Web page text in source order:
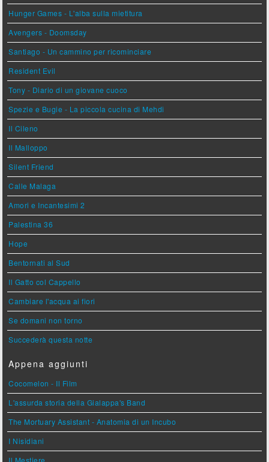
Hunger Games - L'alba sulla mietitura
Avengers - Doomsday
Santiago - Un cammino per ricominciare
Resident Evil
Tony - Diario di un giovane cuoco
Spezie e Bugie - La piccola cucina di Mehdi
Il Cileno
Il Malloppo
Silent Friend
Calle Malaga
Amori e Incantesimi 2
Palestina 36
Hope
Bentornati al Sud
Il Gatto col Cappello
Cambiare l'acqua ai fiori
Se domani non torno
Succederà questa notte
Appena aggiunti
Cocomelon - Il Film
L'assurda storia della Gialappa's Band
The Mortuary Assistant - Anatomia di un Incubo
I Nisidiani